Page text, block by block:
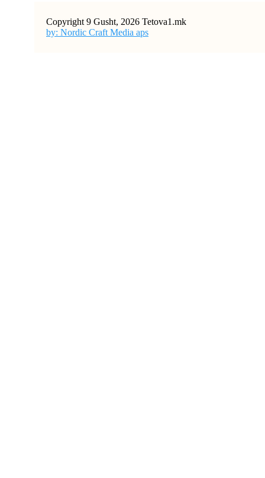
Copyright 9 Gusht, 2026 Tetova1.mk
by: Nordic Craft Media aps